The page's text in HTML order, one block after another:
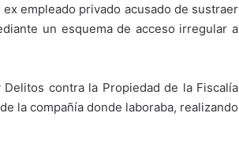
empleado privado acusado de sustraer
un esquema de acceso irregular a
contra la Propiedad de la Fiscalía
la compañía donde laboraba, realizando